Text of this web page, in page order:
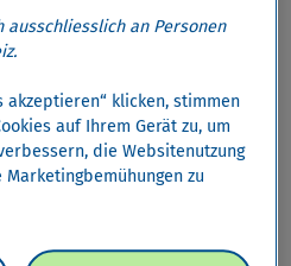
an Personen
akzeptieren“ klicken, stimmen
auf Ihrem Gerät zu, um
die Websitenutzung
zu